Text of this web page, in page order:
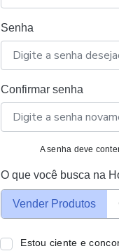
Senha
Confirmar senha
A senha deve
O que você busca na
Vender Produtos
Estou ciente e